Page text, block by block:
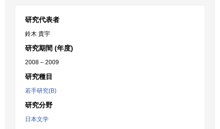
研究代表者
鈴木 貴宇
研究期間 (年度)
2008 – 2009
研究種目
若手研究(B)
研究分野
日本文学